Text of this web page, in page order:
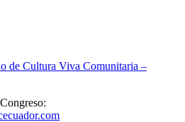
de Cultura Viva Comunitaria –